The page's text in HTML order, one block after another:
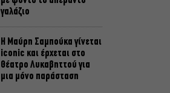
γαλάζιο
Η Μαύρη Σαμπούκα γίνεται
iconic και έρχεται στο
Θέατρο Λυκαβηττού για
μια μόνο παράσταση